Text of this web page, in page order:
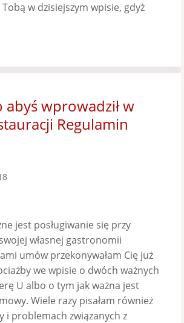
w dzisiejszym wpisie, gdyż
abyś wprowadził w
Regulamin
jest posługiwanie się przy
własnej gastronomii
umów przekonywałam Cię już
we wpisie o dwóch ważnych
U albo o tym jak ważna jest
Wiele razy pisałam również
i problemach związanych z